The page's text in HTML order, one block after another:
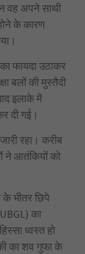
अपने साथी
के कारण
फायदा उठाकर
बलों की मुस्तैदी
इलाके में
दी गई।
रहा। करीब
ने आतंकियों को
के भीतर छिपे
का
ध्वस्त हो
का शव गुफा के